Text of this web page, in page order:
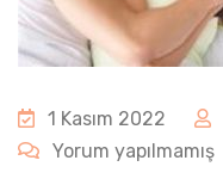
1 Kasım 2022
Yorum yapılmamış